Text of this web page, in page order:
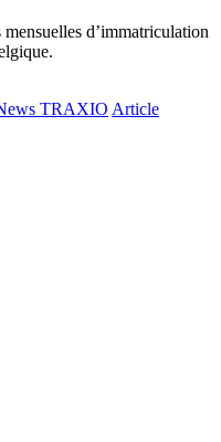
d’immatriculation
TRAXIO Article